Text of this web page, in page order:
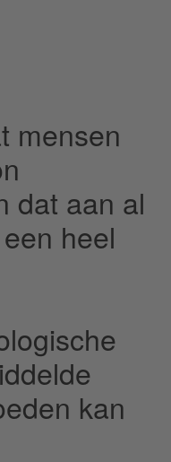
mensen
dat aan al
heel
kan